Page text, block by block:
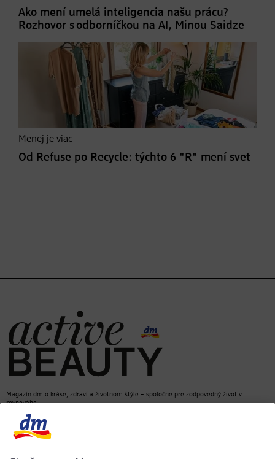
Ako mení umelá inteligencia našu prácu?
Rozhovor s odborníčkou na AI, Minou Saidze
Menej je viac
Od Refuse po Recycle: týchto 6 "R" mení svet
Magazín dm o kráse, zdraví a životnom štýle – spoločne pre zodpovedný život v
rovnováhe